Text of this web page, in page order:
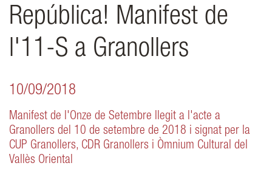
República! Manifest de
l'11-S a Granollers
10/09/2018
Manifest de l'Onze de Setembre llegit a l'acte a
Granollers del 10 de setembre de 2018 i signat per la
CUP Granollers, CDR Granollers i Òmnium Cultural del
Vallès Oriental